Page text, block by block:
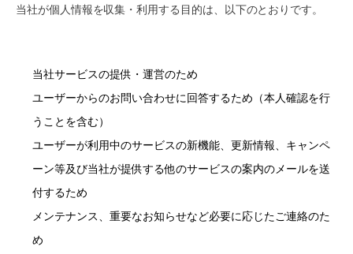
当社が個人情報を収集・利用する目的は、以下のとおりです。
当社サービスの提供・運営のため
ユーザーからのお問い合わせに回答するため（本人確認を行
うことを含む）
ユーザーが利用中のサービスの新機能、更新情報、キャンペ
ーン等及び当社が提供する他のサービスの案内のメールを送
付するため
メンテナンス、重要なお知らせなど必要に応じたご連絡のた
め